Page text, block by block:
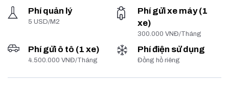
Phí quản lý
5 USD/M2
Phí gửi xe máy (1
xe)
300.000 VNĐ/Tháng
Phí gửi ô tô (1 xe)
4.500.000 VNĐ/Tháng
Phí điện sử dụng
Đồng hồ riêng